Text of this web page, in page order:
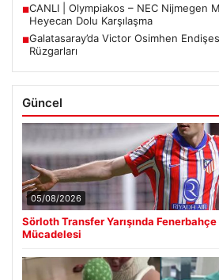
■CANLI | Olympiakos – NEC Nijmegen
Heyecan Dolu Karşılaşma
■Galatasaray’da Victor Osimhen
Rüzgarları
Güncel
05/08/2026
Sörloth Transfer Yarışında
Mücadelesi